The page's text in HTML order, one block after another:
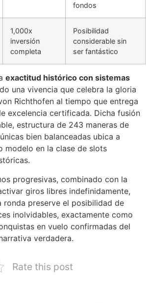
fondos
1,000x
inversión
completa
Posibilidad
considerable sin
ser fantástico
exactitud histórico con sistemas
una vivencia que celebra la gloria
Richthofen al tiempo que entrega
excelencia certificada. Dicha fusión
estructura de 243 maneras de
bien balanceadas ubica a
modelo en la clase de slots
progresivas, combinado con la
giros libres indefinidamente,
ronda preserve el posibilidad de
inolvidables, exactamente como
en vuelo confirmadas del
verdadera.
Rate this post